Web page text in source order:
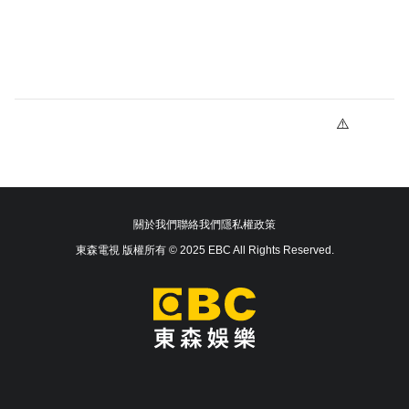
關於我們聯絡我們隱私權政策
東森電視 版權所有 © 2025 EBC All Rights Reserved.